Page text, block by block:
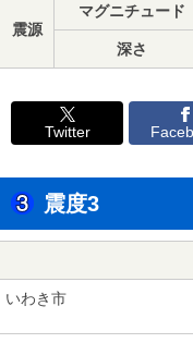
震源
マグニチュード
深さ
Twitter
震度3
いわき市